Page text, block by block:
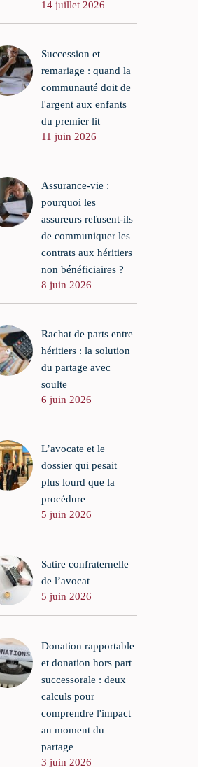
14 juillet 2026
Succession et
remariage : quand la
communauté doit de
l'argent aux enfants
du premier lit
11 juin 2026
Assurance-vie :
pourquoi les
assureurs refusent-ils
de communiquer les
contrats aux héritiers
non bénéficiaires ?
8 juin 2026
Rachat de parts entre
héritiers : la solution
du partage avec
soulte
6 juin 2026
L’avocate et le
dossier qui pesait
plus lourd que la
procédure
5 juin 2026
Satire confraternelle
de l’avocat
5 juin 2026
Donation rapportable
et donation hors part
successorale : deux
calculs pour
comprendre l'impact
au moment du
partage
3 juin 2026